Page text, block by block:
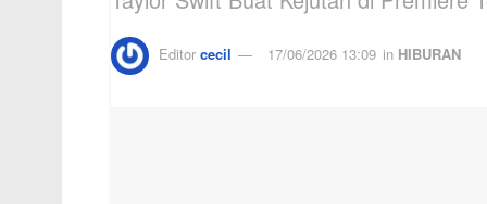
Editor cecil 17/06/2026 13:09 in HIBURAN